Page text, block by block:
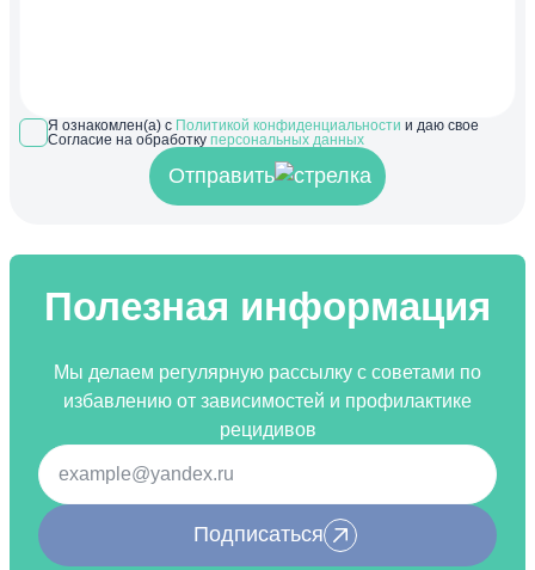
Я ознакомлен(а) с Политикой конфиденциальности и даю свое
Согласие на обработку персональных данных
Отправить
Полезная информация
Мы делаем регулярную рассылку с советами по
избавлению от зависимостей и профилактике
рецидивов
Подписаться